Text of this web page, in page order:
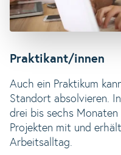
Praktikant/innen
Auch ein Praktikum
Standort absolvieren.
drei bis sechs
Projekten mit und
Arbeitsalltag.